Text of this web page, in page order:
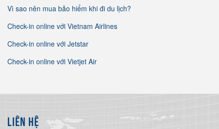
Vì sao nên mua bảo hiểm khi đi du lịch?
Check-in online với Vietnam Airlines
Check-in online với Jetstar
Check-in online với Vietjet Air
LIÊN HỆ